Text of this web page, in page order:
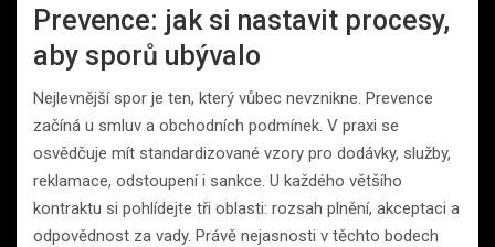
Prevence: jak si nastavit procesy,
aby sporů ubývalo
Nejlevnější spor je ten, který vůbec nevznikne. Prevence
začíná u smluv a obchodních podmínek. V praxi se
osvědčuje mít standardizované vzory pro dodávky, služby,
reklamace, odstoupení i sankce. U každého většího
kontraktu si pohlídejte tři oblasti: rozsah plnění, akceptaci a
odpovědnost za vady. Právě nejasnosti v těchto bodech